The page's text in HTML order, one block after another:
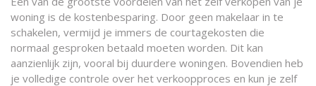
woning is de kostenbesparing. Door geen makelaar in te
schakelen, vermijd je immers de courtagekosten die
normaal gesproken betaald moeten worden. Dit kan
aanzienlijk zijn, vooral bij duurdere woningen. Bovendien heb
je volledige controle over het verkoopproces en kun je zelf